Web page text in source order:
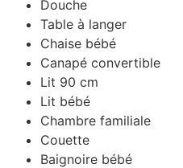
Douche
Table à langer
Chaise bébé
Canapé convertible
Lit 90 cm
Lit bébé
Chambre familiale
Couette
Baignoire bébé